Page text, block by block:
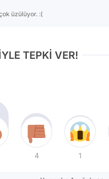
üzülüyor. :(
TEPKİ VER!
4 1